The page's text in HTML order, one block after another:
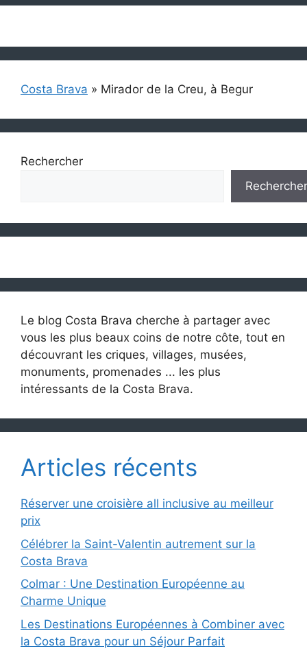
Costa Brava » Mirador de la Creu, à Begur
Rechercher
Rechercher
Le blog Costa Brava cherche à partager avec
vous les plus beaux coins de notre côte, tout en
découvrant les criques, villages, musées,
monuments, promenades ... les plus
intéressants de la Costa Brava.
Articles récents
Réserver une croisière all inclusive au meilleur
prix
Célébrer la Saint-Valentin autrement sur la
Costa Brava
Colmar : Une Destination Européenne au
Charme Unique
Les Destinations Européennes à Combiner avec
la Costa Brava pour un Séjour Parfait